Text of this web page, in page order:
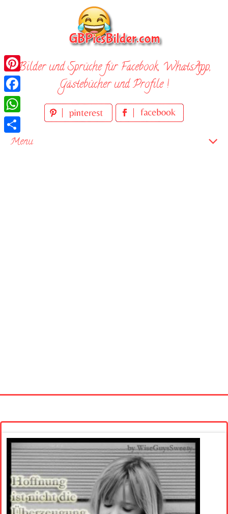
Bilder und Sprüche für Facebook, WhatsApp,
Gästebücher und Profile !
Menu
Pinterest
Facebook
WhatsApp
Teilen